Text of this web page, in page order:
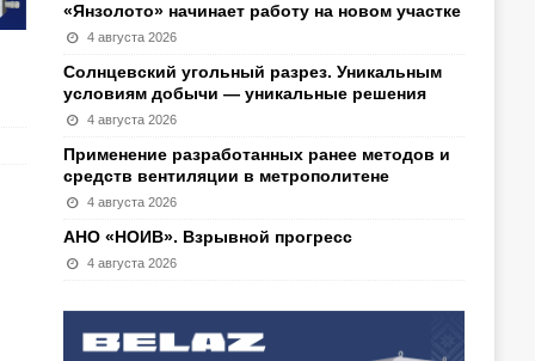
«Янзолото» начинает работу на новом участке
4 августа 2026
Солнцевский угольный разрез. Уникальным
условиям добычи — уникальные решения
4 августа 2026
Применение разработанных ранее методов и
средств вентиляции в метрополитене
4 августа 2026
АНО «НОИВ». Взрывной прогресс
4 августа 2026